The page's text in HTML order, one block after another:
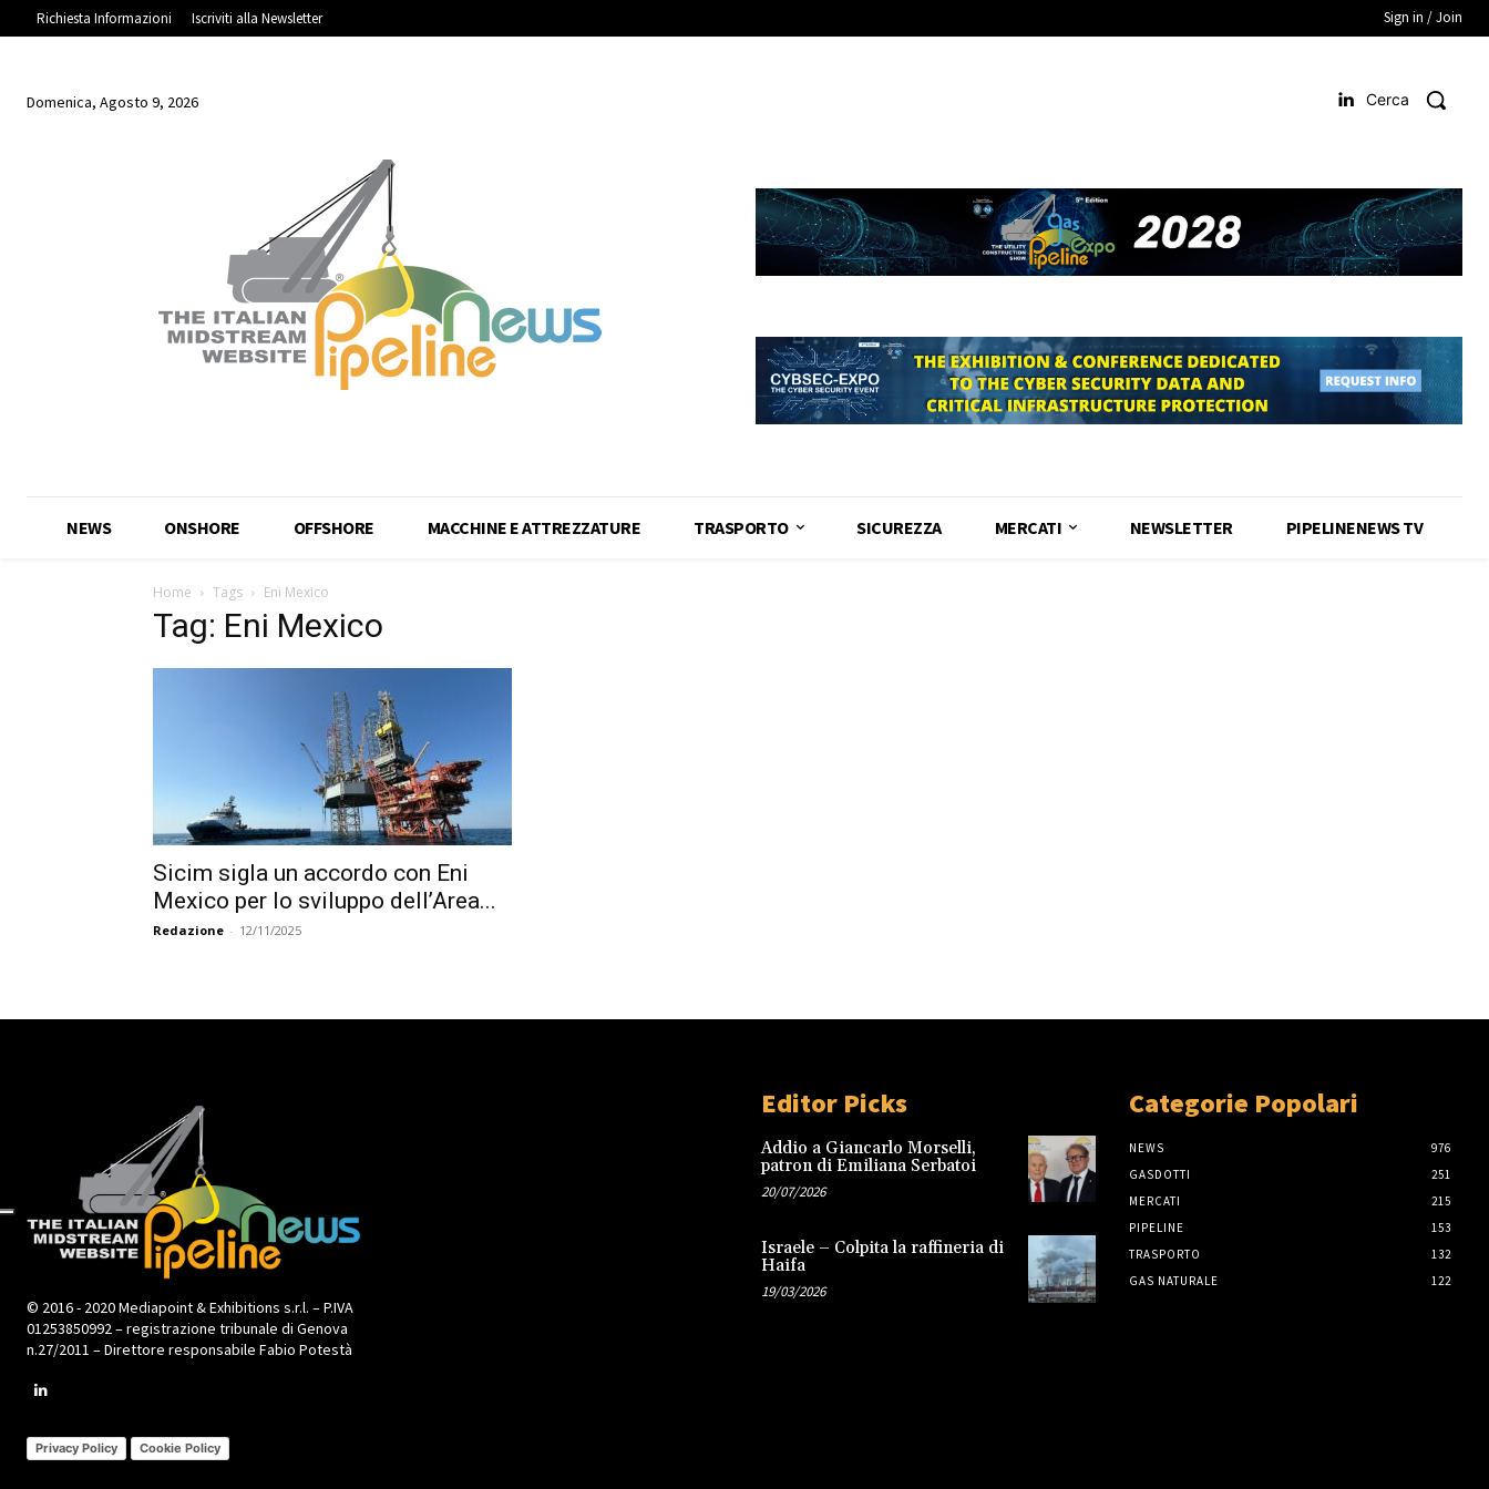
Richiesta Informazioni Iscriviti alla Newsletter Sign in / Join
Domenica, Agosto 9, 2026 Cerca
NEWS ONSHORE OFFSHORE MACCHINE E ATTREZZATURE TRASPORTO SICUREZZA MERCATI NEWSLETTER PIPELINENEWS TV
Home Tags Eni Mexico
Tag: Eni Mexico
Sicim sigla un accordo con Eni
Mexico per lo sviluppo dell’Area...
Redazione - 12/11/2025
© 2016 - 2020 Mediapoint & Exhibitions s.r.l. – P.IVA
01253850992 – registrazione tribunale di Genova
n.27/2011 – Direttore responsabile Fabio Potestà
Privacy Policy Cookie Policy
Editor Picks
Addio a Giancarlo Morselli,
patron di Emiliana Serbatoi
20/07/2026
Israele – Colpita la raffineria di
Haifa
19/03/2026
Categorie Popolari
NEWS
976
GASDOTTI
251
MERCATI
215
PIPELINE
153
TRASPORTO
132
GAS NATURALE
122